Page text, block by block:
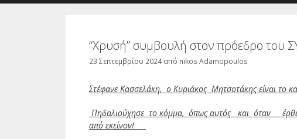
“Χρυσή” συμβουλή στον πρόεδρο του
23 Σεπτεμβρίου 2024 από nikos Adamopoulos
Στέφανε Κασσελάκη, ο Κυριάκος Μητσοτάκης είναι το
Πηδαλιούχησε το κόμμα, όπως αυτός και όταν
από εκείνον!